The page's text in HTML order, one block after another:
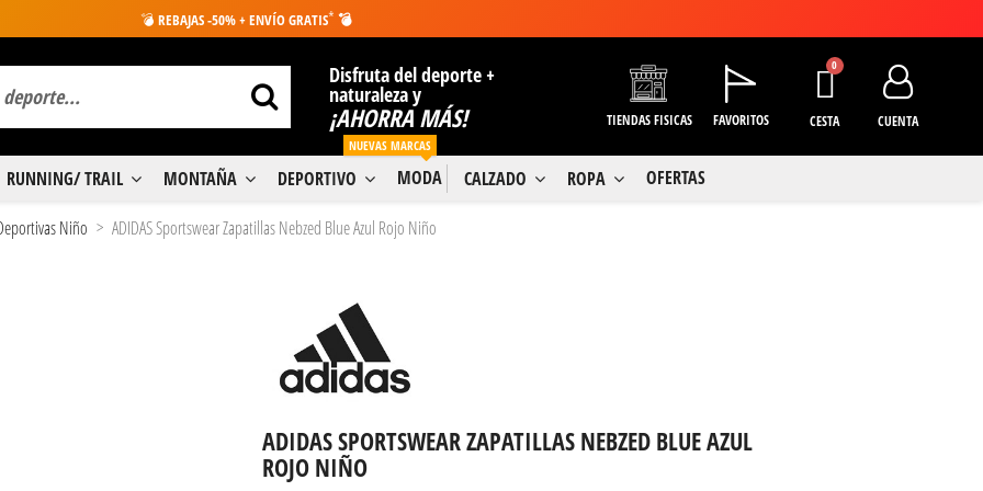
💣 REBAJAS -50% + ENVÍO GRATIS* 💣
Disfruta del deporte +
naturaleza y
¡AHORRA MÁS! TIENDAS FISICAS FAVORITOS CESTA CUENTA
RUNNING/ TRAIL MONTAÑA DEPORTIVO MODA
NUEVAS MARCAS
CALZADO ROPA OFERTAS
Niño ADIDAS Sportswear Zapatillas Nebzed Blue Azul Rojo Niño
ADIDAS SPORTSWEAR ZAPATILLAS NEBZED BLUE AZUL
ROJO NIÑO